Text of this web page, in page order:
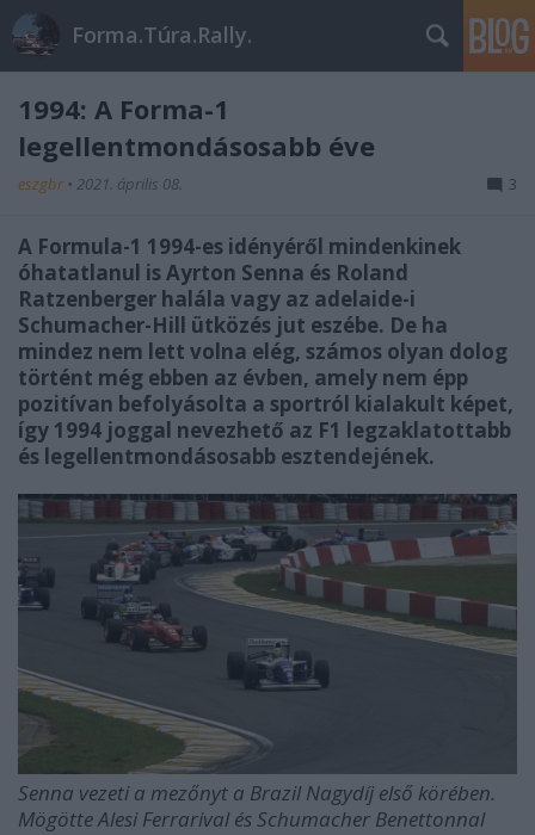
Forma.Túra.Rally.
1994: A Forma-1
legellentmondásosabb éve
eszgbr • 2021. április 08. 3
A Formula-1 1994-es idényéről mindenkinek
óhatatlanul is Ayrton Senna és Roland
Ratzenberger halála vagy az adelaide-i
Schumacher-Hill ütközés jut eszébe. De ha
mindez nem lett volna elég, számos olyan dolog
történt még ebben az évben, amely nem épp
pozitívan befolyásolta a sportról kialakult képet,
így 1994 joggal nevezhető az F1 legzaklatottabb
és legellentmondásosabb esztendejének.
Senna vezeti a mezőnyt a Brazil Nagydíj első körében.
Mögötte Alesi Ferrarival és Schumacher Benettonnal